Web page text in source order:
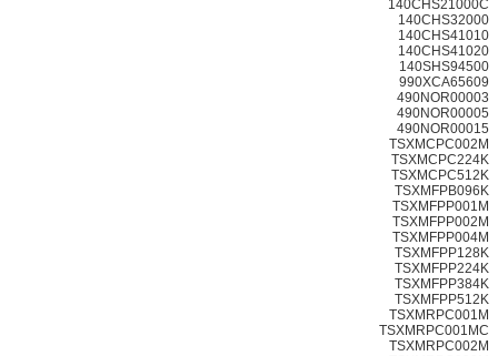
140CHS21000C
140CHS32000
140CHS41010
140CHS41020
140SHS94500
990XCA65609
490NOR00003
490NOR00005
490NOR00015
TSXMCPC002M
TSXMCPC224K
TSXMCPC512K
TSXMFPB096K
TSXMFPP001M
TSXMFPP002M
TSXMFPP004M
TSXMFPP128K
TSXMFPP224K
TSXMFPP384K
TSXMFPP512K
TSXMRPC001M
TSXMRPC001MC
TSXMRPC002M